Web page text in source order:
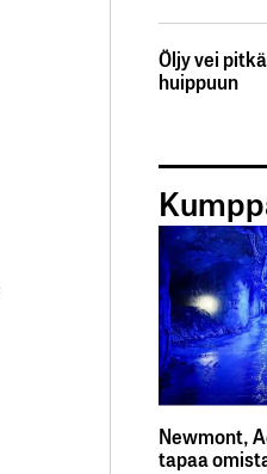
Öljy vei
huippuun
Newmont,
tapaa